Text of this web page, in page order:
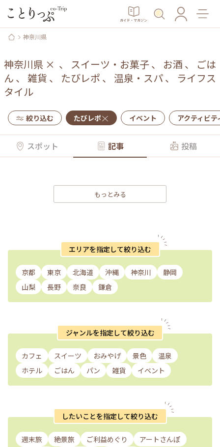
ガイド・マガジン
神奈川県
神奈川県 × 、 スイーツ・お菓子、 お酒 、
ごは
ん 、 雑貨 、 たびレポ 、 温泉・スパ、 ライフス
タイル
絞り込む たびレポ イベント アクティビテ
スポット 記事 投稿
もっとみる
エリアを指定して絞り込む
京都 東京 北海道 沖縄 神奈川
静岡
山梨
長野 奈良 鎌倉
ジャンルを指定して絞り込む
カフェ スイーツ おみやげ 景色
温泉
ホテル
ごはん パン 雑貨 イベント
したいことを指定して絞り込む
週末旅 絶景旅 ご利益めぐり
アートさんぽ